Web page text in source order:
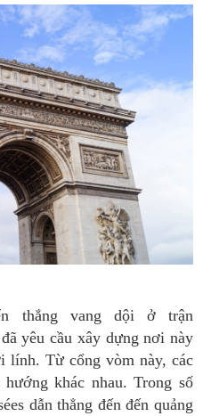
yêu cầu xây dựng nơi này
lính. Từ cổng vòm này, các
khác nhau. Trong số
dẫn thẳng đến đến quảng